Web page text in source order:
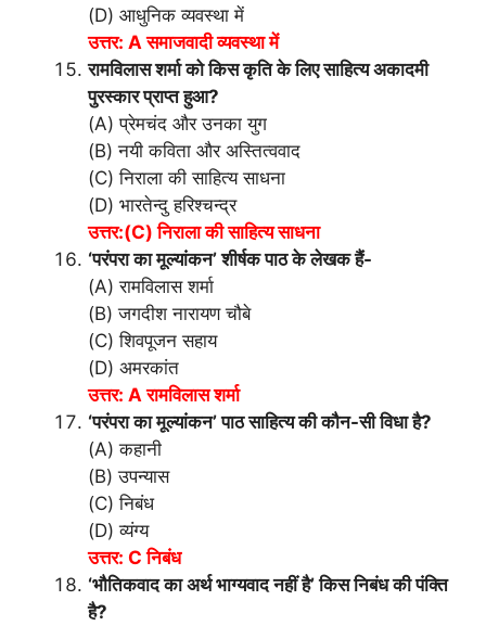
(D) आधुनिक व्यवस्था में
उत्तर: A समाजवादी व्यवस्था में
रामविलास शर्मा को किस कृति के लिए साहित्य अकादमी
पुरस्कार प्राप्त हुआ?
(A) प्रेमचंद और उनका युग
(B) नयी कविता और अस्तित्ववाद
(C) निराला की साहित्य साधना
(D) भारतेन्दु हरिश्चन्द्र
उत्तर:(C) निराला की साहित्य साधना
‘परंपरा का मूल्यांकन’ शीर्षक पाठ के लेखक हैं-
(A) रामविलास शर्मा
(B) जगदीश नारायण चौबे
(C) शिवपूजन सहाय
(D) अमरकांत
उत्तर: A रामविलास शर्मा
‘परंपरा का मूल्यांकन’ पाठ साहित्य की कौन-सी विधा है?
(A) कहानी
(B) उपन्यास
(C) निबंध
(D) व्यंग्य
उत्तर: C निबंध
‘भौतिकवाद का अर्थ भाग्यवाद नहीं है’ किस निबंध की पंक्ति
है?